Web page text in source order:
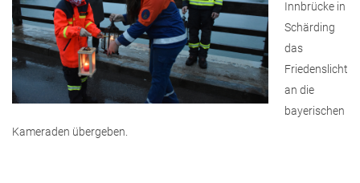
Innbrücke in
Schärding
das
Friedenslicht
an die
bayerischen
Kameraden übergeben.